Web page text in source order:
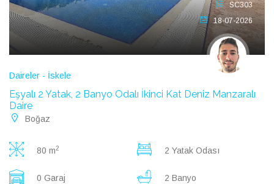
SC303
18-07-2026
Daireler - İskele
Eşyalı 2 Yatak, 2 Banyo Odalı İkinci Kat Deniz Manzaralı
Daire
Boğaz
80 m2 2 Yatak Odası
0 Garaj 2 Banyo